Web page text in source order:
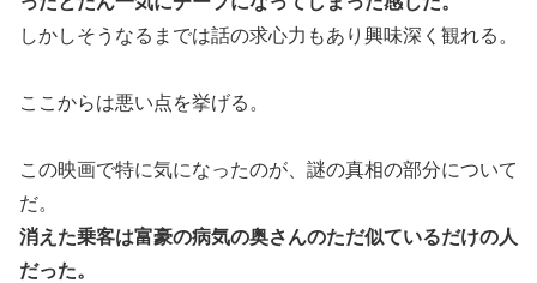
しかしそうなるまでは話の求心力もあり興味深く観れる。
ここからは悪い点を挙げる。
この映画で特に気になったのが、謎の真相の部分について
だ。
消えた乗客は富豪の病気の奥さんのただ似ているだけの人
だった。